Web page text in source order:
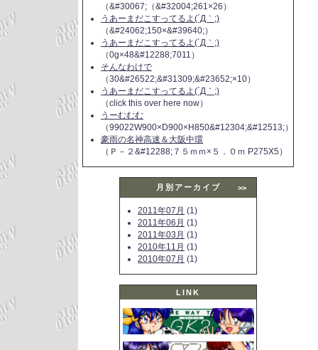
（&#30067;（&#32004;261×26）
うあーまだこすってるよ(´Д｀;)
（&#24062;150×&#39640;）
うあーまだこすってるよ(´Д｀;)
（0g×48&#12288;7011）
そんなわけで
（30&#26522;&#31309;&#23652;×10）
うあーまだこすってるよ(´Д｀;)
（click this over here now）
うーむむむ
（99022W900×D900×H850&#12304;&#12513;）
豪雨の名神高速＆大阪中環
（Ｐ－２&#12288;７５ｍｍ×５．０ｍ P275X5）
月別アーカイブ >>
2011年07月 (1)
2011年06月 (1)
2011年03月 (1)
2010年11月 (1)
2010年07月 (1)
LINK